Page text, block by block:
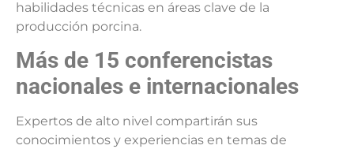
habilidades técnicas en áreas clave de la
producción porcina.
Más de 15 conferencistas
nacionales e internacionales
Expertos de alto nivel compartirán sus
conocimientos y experiencias en temas de